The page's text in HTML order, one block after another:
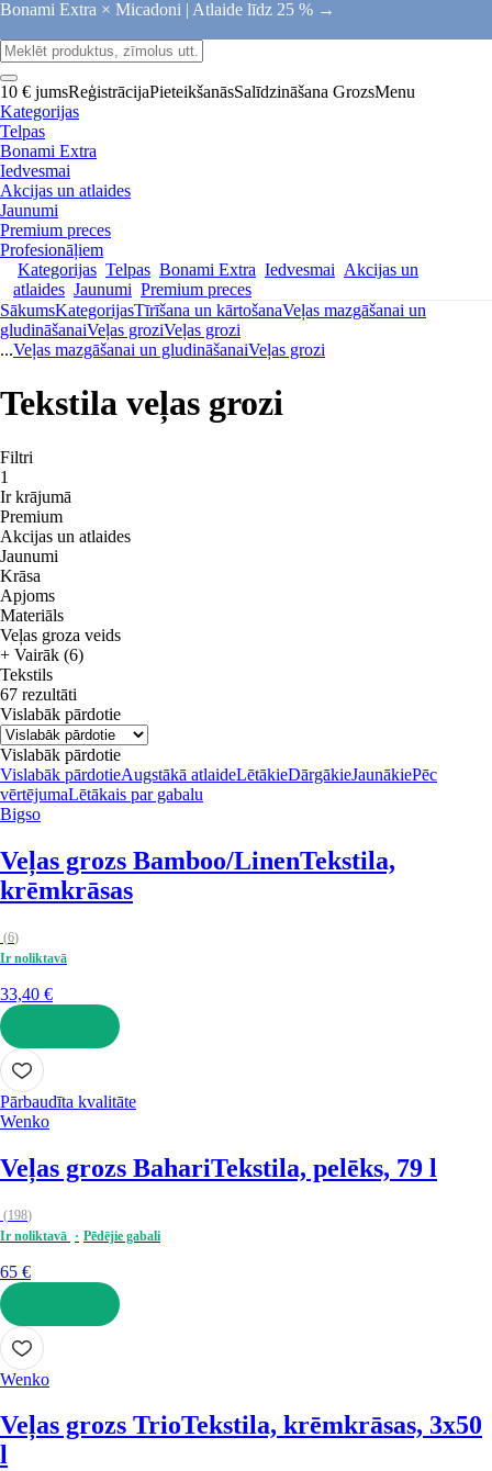
Bonami Extra × Micadoni | Atlaide līdz 25 % →
10 € jumsReģistrācijaPieteikšanāsSalīdzināšana GrozsMenu
Kategorijas
Telpas
Bonami Extra
Iedvesmai
Akcijas un atlaides
Jaunumi
Premium preces
Profesionāļiem
Kategorijas Telpas Bonami Extra Iedvesmai Akcijas un
atlaides Jaunumi Premium preces
SākumsKategorijasTīrīšana un kārtošanaVeļas mazgāšanai un
gludināšanaiVeļas groziVeļas grozi
...Veļas mazgāšanai un gludināšanaiVeļas grozi
Tekstila veļas grozi
Filtri
1
Ir krājumā
Premium
Akcijas un atlaides
Jaunumi
Krāsa
Apjoms
Materiāls
Veļas groza veids
+ Vairāk (6)
Tekstils
67 rezultāti
Vislabāk pārdotie
Vislabāk pārdotie
Vislabāk pārdotieAugstākā atlaideLētākieDārgākieJaunākiePēc
vērtējumaLētākais par gabalu
Bigso
Veļas grozs Bamboo/LinenTekstila,
krēmkrāsas
(6)
Ir noliktavā
33,40 €
LIKT GROZĀ
Pārbaudīta kvalitāte
Wenko
Veļas grozs BahariTekstila, pelēks, 79 l
(198)
Ir noliktavā
Pēdējie gabali
65 €
LIKT GROZĀ
Wenko
Veļas grozs TrioTekstila, krēmkrāsas, 3x50
l